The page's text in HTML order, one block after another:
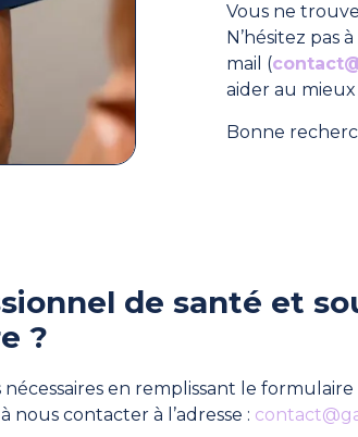
Vous ne
N’hésitez pas
mail (
aider au
Bonne
de santé et
?
en remplissant le formulaire
nous contacter à l’adresse :